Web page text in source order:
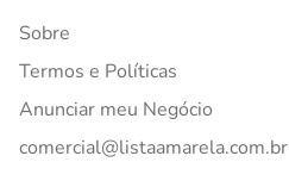
Sobre
Termos e Políticas
Anunciar meu Negócio
comercial@listaamarela.com.br